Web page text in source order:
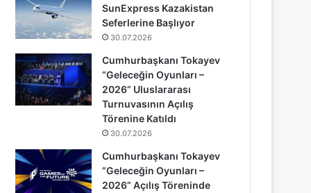
SunExpress Kazakistan
Seferlerine Başlıyor
30.07.2026
Cumhurbaşkanı Tokayev
“Geleceğin Oyunları –
2026” Uluslararası
Turnuvasının Açılış
Törenine Katıldı
30.07.2026
Cumhurbaşkanı Tokayev
“Geleceğin Oyunları –
2026” Açılış Töreninde